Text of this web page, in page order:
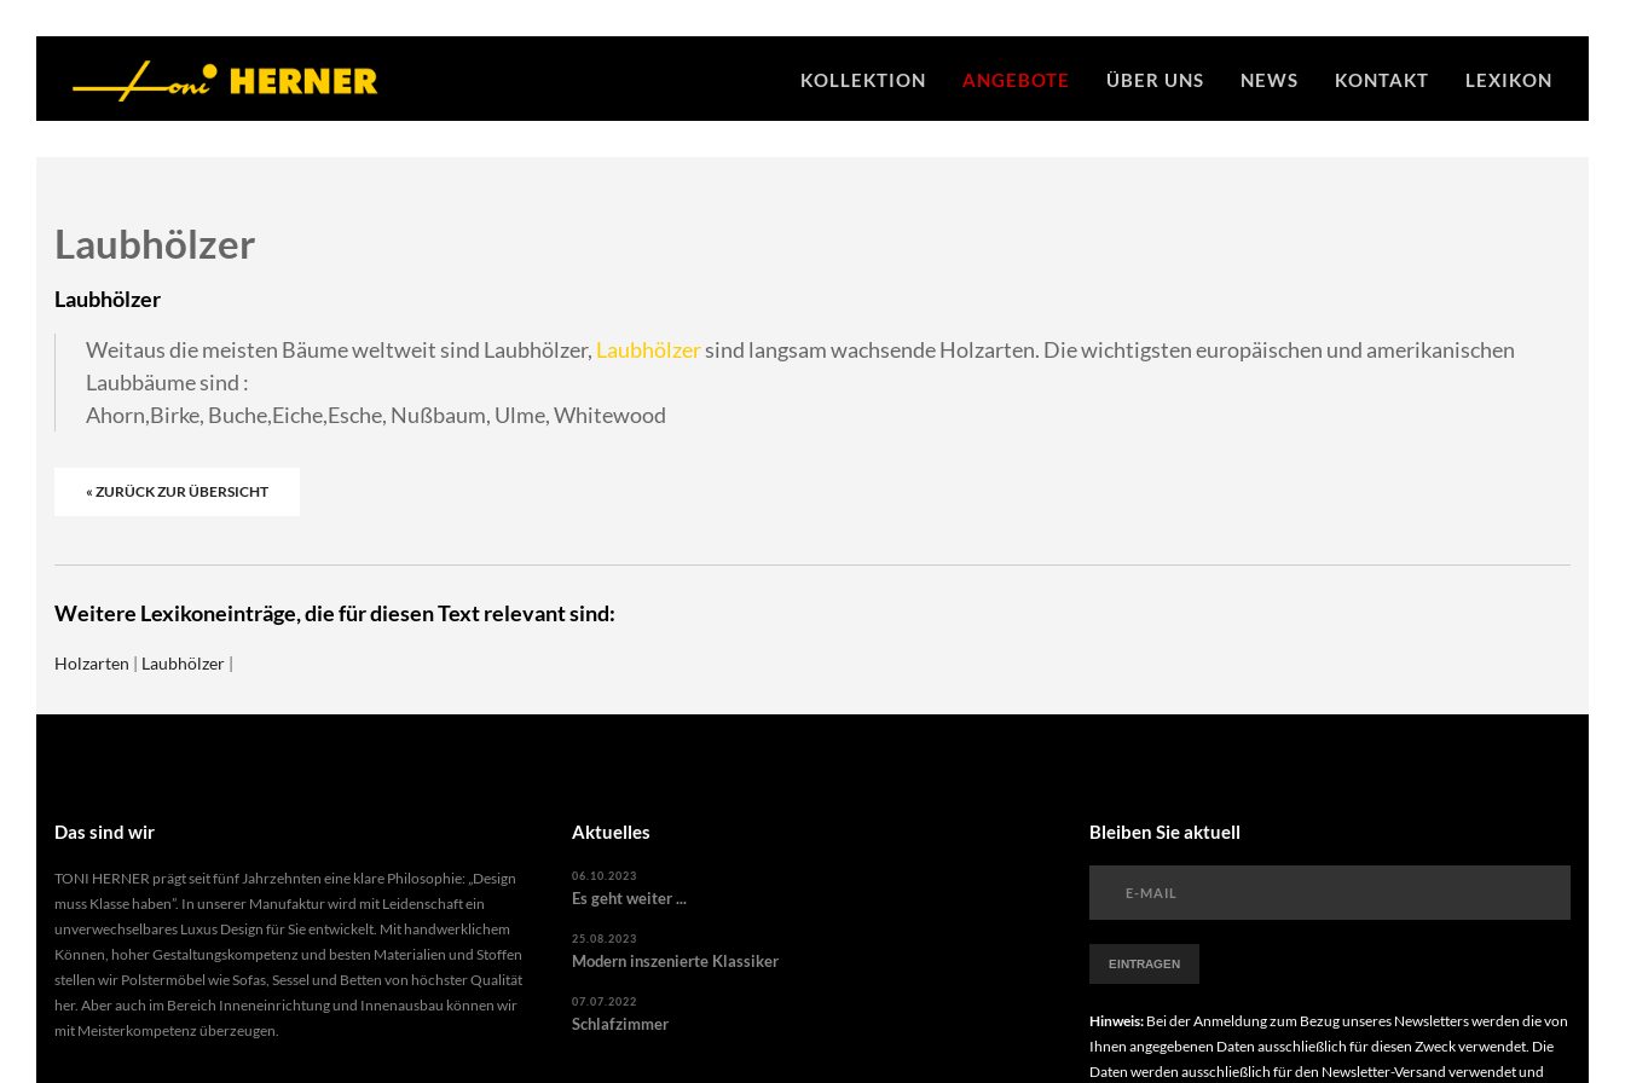
KOLLEKTION ANGEBOTE ÜBER UNS NEWS KONTAKT LEXIKON
Laubhölzer
Laubhölzer
Weitaus die meisten Bäume weltweit sind Laubhölzer, Laubhölzersind langsam wachsende Holzarten. Die wichtigsten europäischen und amerikanischen
Laubbäume sind :
Ahorn,Birke, Buche,Eiche,Esche, Nußbaum, Ulme, Whitewood
« ZURÜCK ZUR ÜBERSICHT
Weitere Lexikoneinträge, die für diesen Text relevant sind:
Holzarten | Laubhölzer |
Das sind wir
TONI HERNER prägt seit fünf Jahrzehnten eine klare Philosophie: „Design
muss Klasse haben”. In unserer Manufaktur wird mit Leidenschaft ein
unverwechselbares Luxus Design für Sie entwickelt. Mit handwerklichem
Können, hoher Gestaltungskompetenz und besten Materialien und Stoffen
stellen wir Polstermöbel wie Sofas, Sessel und Betten von höchster Qualität
her. Aber auch im Bereich Inneneinrichtung und Innenausbau können wir
mit Meisterkompetenz überzeugen.
Aktuelles
06.10.2023
Es geht weiter ...
25.08.2023
Modern inszenierte Klassiker
07.07.2022
Schlafzimmer
Bleiben Sie aktuell
Hinweis:Bei der Anmeldung zum Bezug unseres Newsletters werden die von
Ihnen angegebenen Daten ausschließlich für diesen Zweck verwendet. Die
Daten werden ausschließlich für den Newsletter-Versand verwendet und